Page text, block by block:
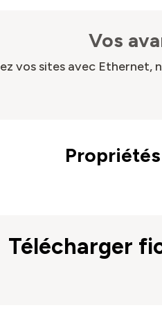
Vos
vos sites avec Ethernet,
Accès au réseau
Télécharger